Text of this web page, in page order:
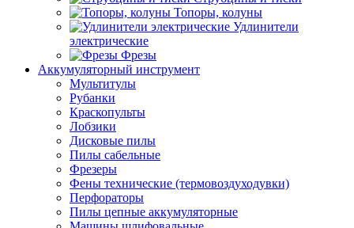
Топоры, колуны
Удлинители
электрические
Фрезы
Аккумуляторный инструмент
Мультитулы
Рубанки
Краскопульты
Лобзики
Дисковые пилы
Пилы сабельные
Фрезеры
Фены технические (термовоздуходувки)
Перфораторы
Пилы цепные аккумуляторные